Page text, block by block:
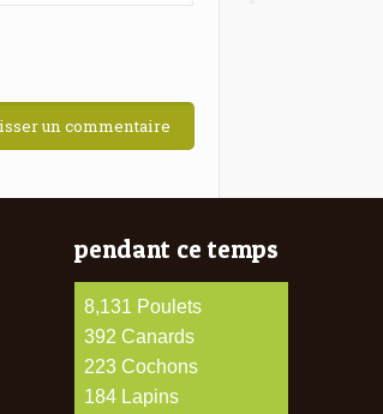
pendant ce temps
9,240 Poulets
446 Canards
253 Cochons
209 Lapins